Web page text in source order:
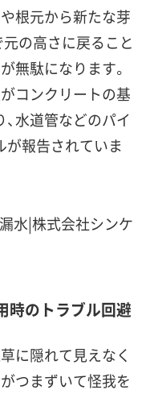
根元から新たな芽
の高さに戻ること
無駄になります。
コンクリートの基
水道管などのパイ
が報告されていま
水|株式会社シンケ
時のトラブル回避
に隠れて見えなく
つまずいて怪我を